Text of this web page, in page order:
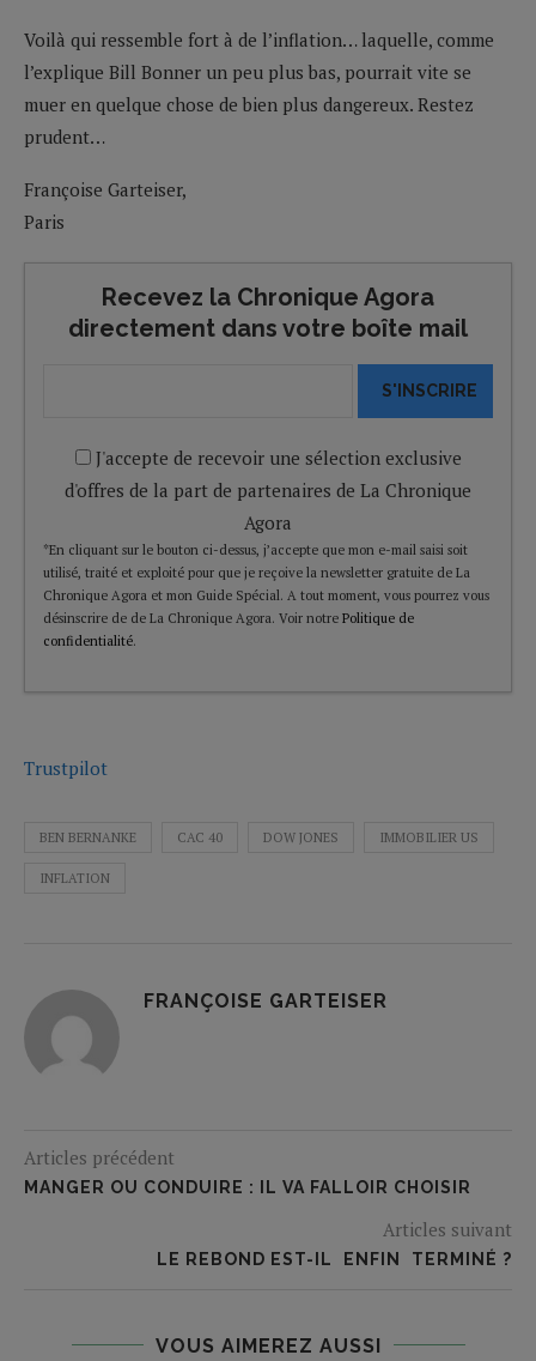
Voilà qui ressemble fort à de l’inflation… laquelle, comme
l’explique Bill Bonner un peu plus bas, pourrait vite se
muer en quelque chose de bien plus dangereux. Restez
prudent…
Françoise Garteiser,
Paris
Recevez la Chronique Agora
directement dans votre boîte mail
S'INSCRIRE
J'accepte de recevoir une sélection exclusive
d'offres de la part de partenaires de La Chronique
Agora
*En cliquant sur le bouton ci-dessus, j’accepte que mon e-mail saisi soit
utilisé, traité et exploité pour que je reçoive la newsletter gratuite de La
Chronique Agora et mon Guide Spécial. A tout moment, vous pourrez vous
désinscrire de de La Chronique Agora. Voir notre Politique de
confidentialité.
Trustpilot
BEN BERNANKE CAC 40 DOW JONES IMMOBILIER US
INFLATION
FRANÇOISE GARTEISER
Articles précédent
MANGER OU CONDUIRE : IL VA FALLOIR CHOISIR
Articles suivant
LE REBOND EST-IL  ENFIN  TERMINÉ ?
VOUS AIMEREZ AUSSI